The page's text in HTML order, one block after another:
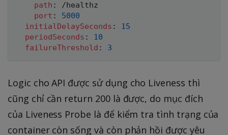
path :
/healthz
port :
5000
initialDelaySeconds :
15
periodSeconds :
10
failureThreshold : 3
Logic cho API được sử dụng cho Liveness thì
cũng chỉ cần return 200 là được, do mục đích
của Liveness Probe là để kiểm tra tình trạng của
container còn sống và còn phản hồi được yêu